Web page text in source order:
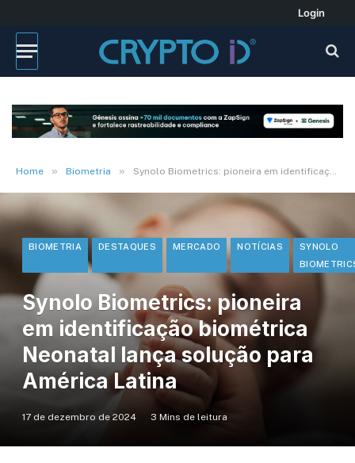
Login
Home » Biometria » Synolo Biometrics: pioneira em identificação biométrica Neonatal lança solução para América Latina
BIOMETRIA DESTAQUES MERCADO NOTÍCIAS
SYNOLO
Synolo Biometrics: pioneira
em identificação biométrica
Neonatal lança solução para
América Latina
17 de dezembro de 2024 3 Mins de leitura